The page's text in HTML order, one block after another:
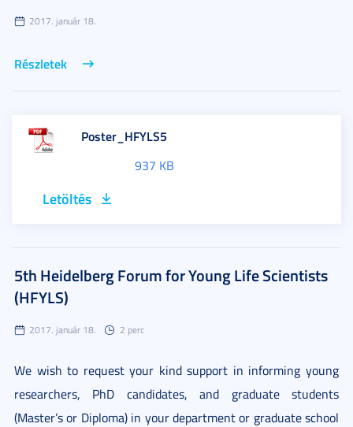
2017. január 18.
Részletek
Poster_HFYLS5
937 KB
Letöltés
5th Heidelberg Forum for Young Life Scientists
(HFYLS)
2017. január 18. 2 perc
We wish to request your kind support in informing young
researchers, PhD candidates, and graduate students
(Master’s or Diploma) in your department or graduate school